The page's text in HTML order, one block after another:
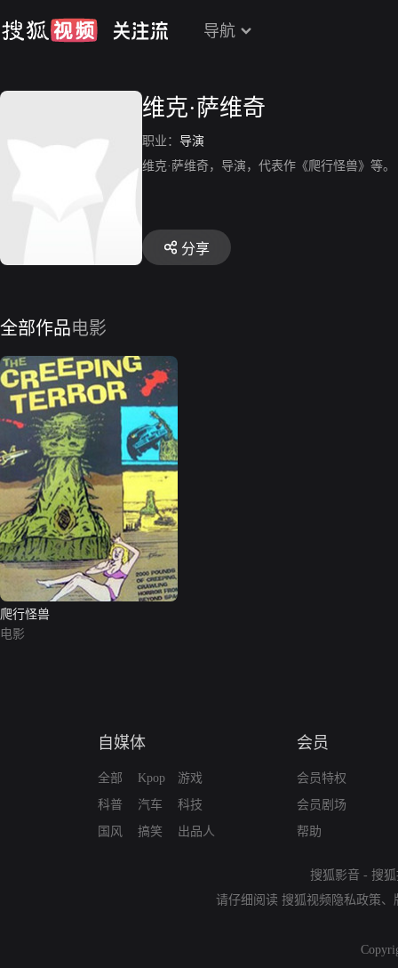
导航
维克·萨维奇
职业： 导演
维克·萨维奇，导演，代表作《爬行怪兽》等。
分享
全部作品电影
爬行怪兽
电影
自媒体
全部
科普
国风
Kpop
汽车
搞笑
游戏
科技
出品人
会员
会员特权
会员剧场
帮助
搜狐影音 - 搜
请仔细阅读 搜狐视频隐私政策、